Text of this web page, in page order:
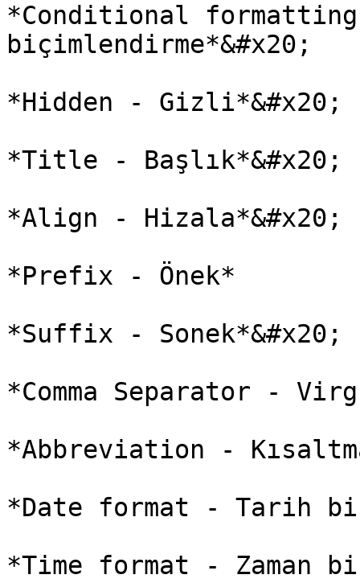
*Conditional
biçimlendirme*&#x20;
*Hidden - Gizli*&#x20;
*Title - Başlık*&#x20;
*Align - Hizala*&#x20;
*Prefix - Önek*
*Suffix - Sonek*&#x20;
*Comma Separator -
*Abbreviation -
*Date format - Tarih
*Time format - Zaman